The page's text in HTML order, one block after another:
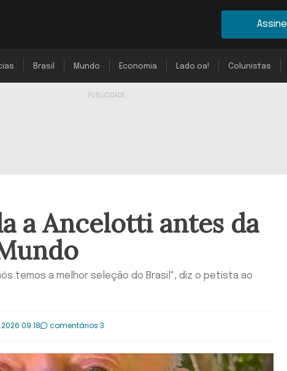
Assine
Brasil Mundo Economia Lado oa! Colunistas
a Ancelotti antes da
temos a melhor seleção do Brasil", diz o petista ao
09:18 comentários 3